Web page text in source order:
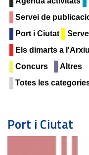
Servei de
Port i Ciutat
Els dimarts a l'Arxiu
Concurs
Altres
Totes les
Port i Ciutat